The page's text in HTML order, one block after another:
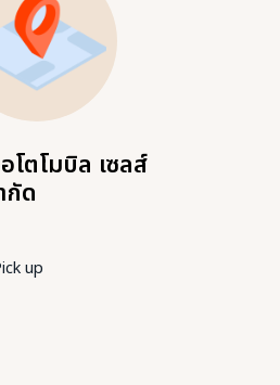
ตโมบิล เซลส์
กัด
up